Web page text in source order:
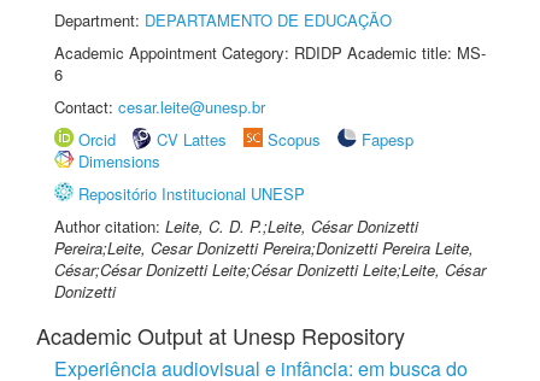
Department: DEPARTAMENTO DE EDUCAÇÃO
Academic Appointment Category: RDIDP Academic title: MS-
6
Contact: cesar.leite@unesp.br
Orcid
CV Lattes Scopus
Fapesp
Dimensions
Repositório Institucional UNESP
Author citation: Leite, C. D. P.;Leite, César Donizetti
Pereira;Leite, Cesar Donizetti Pereira;Donizetti Pereira Leite,
César;César Donizetti Leite;César Donizetti Leite;Leite, César
Donizetti
Academic Output at Unesp Repository
Experiência audiovisual e infância: em busca do